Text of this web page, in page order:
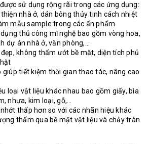
sử dụng rộng rãi trong các ứng dụng:
nhà ở, dán bông thủy tinh cách nhiệt
mẫu sample trong các ấn phẩm
thủ công mĩ nghệ bao gồm vòng hoa,
dự án nhà ở, văn phòng,...
không thấm ướt bề mặt, diện tích phủ
giúp tiết kiệm thời gian thao tác, nâng cao
loại vật liệu khác nhau bao gồm giấy, bìa
nhựa, kim loại, gỗ,…
thấp hơn so với các nhãn hiệu khác
thấm qua bề mặt vật liệu và chảy tràn